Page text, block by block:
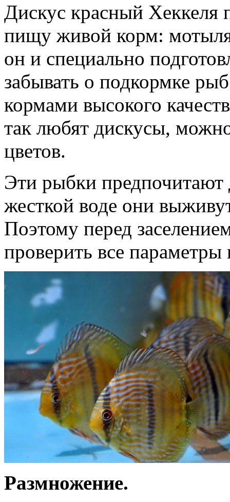
Дискус красный Хеккеля
пищу живой корм:
он и специально
забывать о подкормке
кормами высокого
так любят дискусы,
цветов.
Эти рыбки
жесткой воде они
Поэтому перед
проверить все
Размножение.